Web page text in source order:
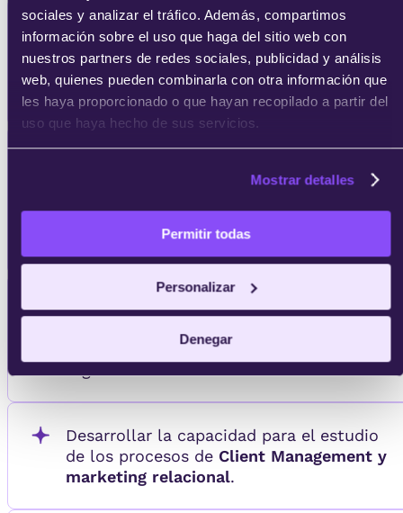
sociales y analizar el tráfico. Además, compartimos
información sobre el uso que haga del sitio web con
nuestros partners de redes sociales, publicidad y análisis
web, quienes pueden combinarla con otra información que
les haya proporcionado o que hayan recopilado a partir del
uso que haya hecho de sus servicios.
Mostrar detalles
Permitir todas
Personalizar
Denegar
Aprender a hacer investigaciones de
mercadosy conocer las fuentes de
información necesarias para la toma de
decisiones.
para seleccionar
Comprender loselementos básicos de
diferentes procesos y su estructura
Desarrollar la capacidad para el estudio
de los procesos de Client Management y
marketing relacional.